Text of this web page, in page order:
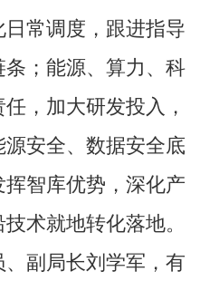
常调度，跟进指导
；能源、算力、科
，加大研发投入，
安全、数据安全底
智库优势，深化产
术就地转化落地。
副局长刘学军，有